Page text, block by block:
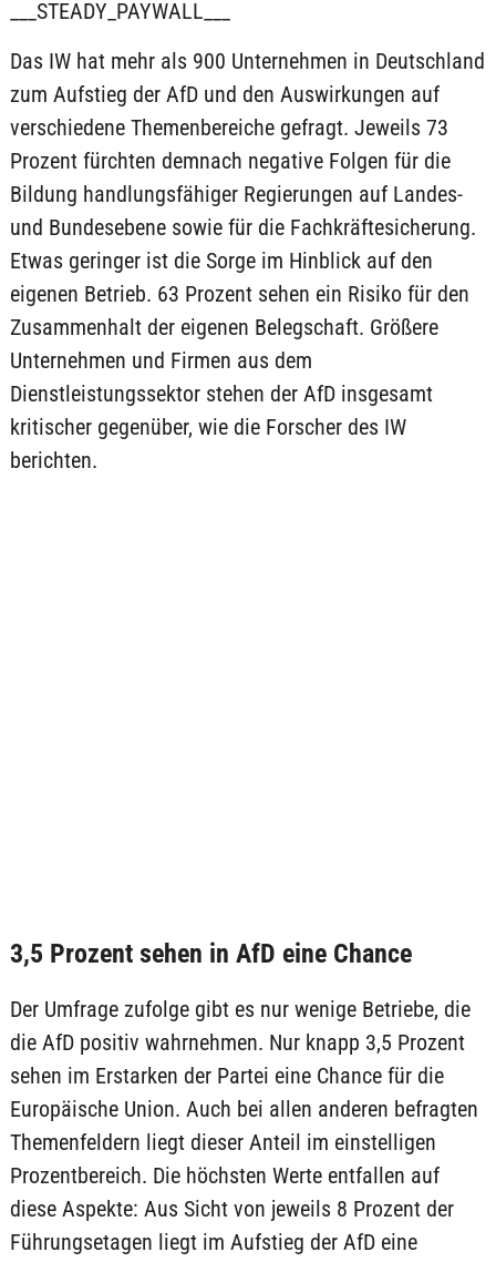
___STEADY_PAYWALL___
Das IW hat mehr als 900 Unternehmen in Deutschland
zum Aufstieg der AfD und den Auswirkungen auf
verschiedene Themenbereiche gefragt. Jeweils 73
Prozent fürchten demnach negative Folgen für die
Bildung handlungsfähiger Regierungen auf Landes-
und Bundesebene sowie für die Fachkräftesicherung.
Etwas geringer ist die Sorge im Hinblick auf den
eigenen Betrieb. 63 Prozent sehen ein Risiko für den
Zusammenhalt der eigenen Belegschaft. Größere
Unternehmen und Firmen aus dem
Dienstleistungssektor stehen der AfD insgesamt
kritischer gegenüber, wie die Forscher des IW
berichten.
3,5 Prozent sehen in AfD eine Chance
Der Umfrage zufolge gibt es nur wenige Betriebe, die
die AfD positiv wahrnehmen. Nur knapp 3,5 Prozent
sehen im Erstarken der Partei eine Chance für die
Europäische Union. Auch bei allen anderen befragten
Themenfeldern liegt dieser Anteil im einstelligen
Prozentbereich. Die höchsten Werte entfallen auf
diese Aspekte: Aus Sicht von jeweils 8 Prozent der
Führungsetagen liegt im Aufstieg der AfD eine